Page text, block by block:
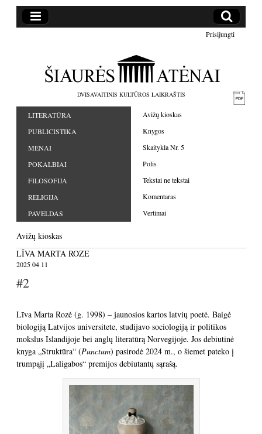
Prisijungti
DVISAVAITINIS KULTŪROS LAIKRAŠTIS
LITERATŪRA
PUBLICISTIKA
MENAI
POKALBIAI
FILOSOFIJA
RELIGIJA
PAVELDAS
Avižų kioskas
Knygos
Skaitykla Nr. 5
Polis
Tekstai ne tekstai
Komentaras
Vertimai
Avižų kioskas
LĪVA MARTA ROZE
2025 04 11
#2
Līva Marta Rozė (g. 1998) – jaunosios kartos latvių poetė. Baigė
biologiją Latvijos universitete, studijavo sociologiją ir politikos
mokslus Islandijoje bei anglų literatūrą Norvegijoje. Jos debiutinė
knyga „Struktūra“ (Punctum) pasirodė 2024 m., o šiemet pateko į
trumpąjį „Laligabos“ premijos debiutantų sąrašą.